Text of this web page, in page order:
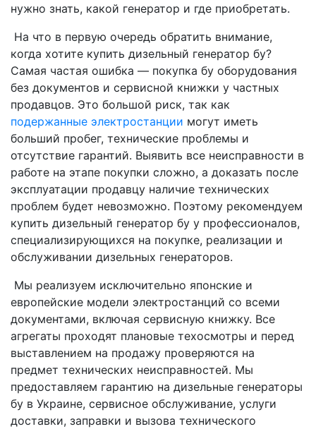
нужно знать, какой генератор и где приобретать.
На что в первую очередь обратить внимание,
когда хотите купить дизельный генератор бу?
Самая частая ошибка — покупка бу оборудования
без документов и сервисной книжки у частных
продавцов. Это большой риск, так как
подержанные электростанции могут иметь
больший пробег, технические проблемы и
отсутствие гарантий. Выявить все неисправности в
работе на этапе покупки сложно, а доказать после
эксплуатации продавцу наличие технических
проблем будет невозможно. Поэтому рекомендуем
купить дизельный генератор бу у профессионалов,
специализирующихся на покупке, реализации и
обслуживании дизельных генераторов.
Мы реализуем исключительно японские и
европейские модели электростанций со всеми
документами, включая сервисную книжку. Все
агрегаты проходят плановые техосмотры и перед
выставлением на продажу проверяются на
предмет технических неисправностей. Мы
предоставляем гарантию на дизельные генераторы
бу в Украине, сервисное обслуживание, услуги
доставки, заправки и вызова технического